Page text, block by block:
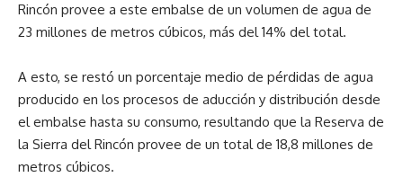
Rincón provee a este embalse de un volumen de agua de
23 millones de metros cúbicos, más del 14% del total.
A esto, se restó un porcentaje medio de pérdidas de agua
producido en los procesos de aducción y distribución desde
el embalse hasta su consumo, resultando que la Reserva de
la Sierra del Rincón provee de un total de 18,8 millones de
metros cúbicos.